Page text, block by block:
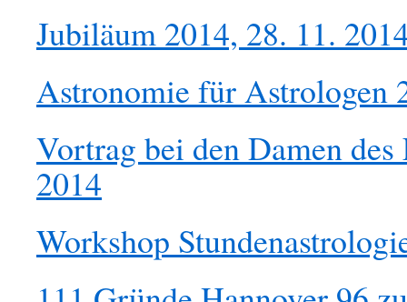
Jubiläum 2014, 28. 11.
Astronomie für Astrologen
Vortrag bei den Damen
2014
Workshop